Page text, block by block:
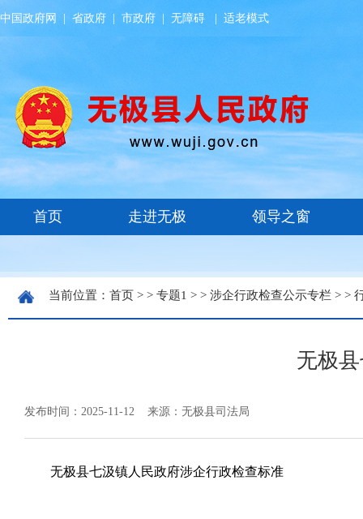
中国政府网 省政府 市政府 无障碍 适老模式
当前位置： 首页 > > 专题1 > > 涉企行政检查公示专栏 > >
无极
发布时间：2025-11-12 来源：无极县司法局
无极县七汲镇人民政府涉企行政检查标准